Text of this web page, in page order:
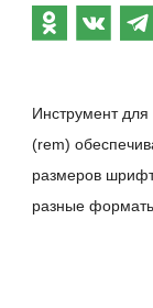
Инструмент для
(rem)
размеров
разные форматы